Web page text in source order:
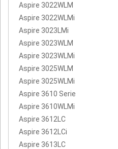
Aspire 3022WLM
Aspire 3022WLMi
Aspire 3023LMi
Aspire 3023WLM
Aspire 3023WLMi
Aspire 3025WLM
Aspire 3025WLMi
Aspire 3610 Serie
Aspire 3610WLMi
Aspire 3612LC
Aspire 3612LCi
Aspire 3613LC